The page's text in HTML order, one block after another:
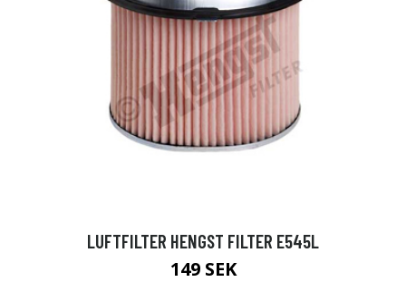
LUFTFILTER HENGST FILTER E545L
149 SEK